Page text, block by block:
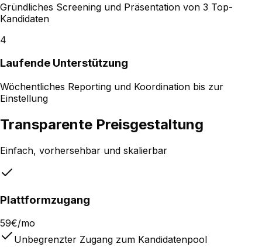
Gründliches Screening und Präsentation von 3 Top-
Kandidaten
4
Laufende Unterstützung
Wöchentliches Reporting und Koordination bis zur
Einstellung
Transparente Preisgestaltung
Einfach, vorhersehbar und skalierbar
Plattformzugang
59€/mo
Unbegrenzter Zugang zum Kandidatenpool